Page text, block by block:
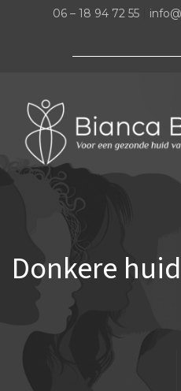
06 – 18 94 72 55
Donkere huid